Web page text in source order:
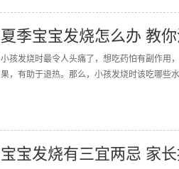
夏季宝宝发烧怎么办 教
小孩发烧时最令人头痛了，想吃药怕有副作用
果，有助于退热。那么，小孩发烧时该吃哪些
宝宝发烧有三宜两忌 家